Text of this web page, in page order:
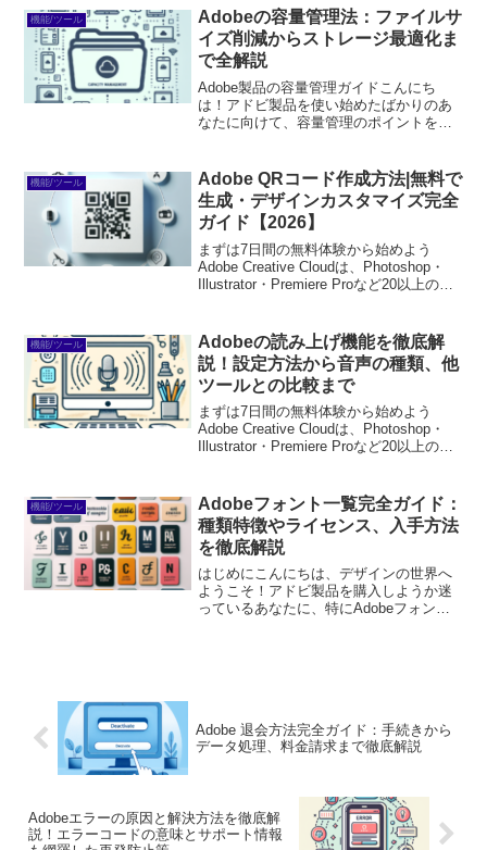
のある体験を簡単に作成できます。特
に、デザ...
機能/ツール
Adobeの容量管理法：ファイルサ
イズ削減からストレージ最適化ま
で全解説
Adobe製品の容量管理ガイドこんにち
は！アドビ製品を使い始めたばかりのあ
なたに向けて、容量管理のポイントをお
制限が気になることが多いですよね。こ
の記事では、初心者でも...
機能/ツール
Adobe QRコード作成方法|無料で
生成・デザインカスタマイズ完全
ガイド【2026】
まずは7日間の無料体験から始めよう
Adobe Creative Cloudは、Photoshop・
Illustrator・Premiere Proなど20以上のア
→※...
機能/ツール
Adobeの読み上げ機能を徹底解
説！設定方法から音声の種類、他
ツールとの比較まで
まずは7日間の無料体験から始めよう
Adobe Creative Cloudは、Photoshop・
Illustrator・Premiere Proなど20以上のア
→※...
機能/ツール
Adobeフォント一覧完全ガイド：
種類特徴やライセンス、入手方法
を徹底解説
はじめにこんにちは、デザインの世界へ
ようこそ！アドビ製品を購入しようか迷
っているあなたに、特にAdobeフォント
Adobe 退会方法完全ガイド：手続きから
データ処理、料金請求まで徹底解説
Adobeエラーの原因と解決方法を徹底解
説！エラーコードの意味とサポート情報